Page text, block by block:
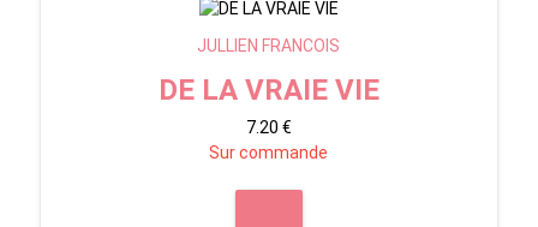
JULLIEN FRANCOIS
DE LA VRAIE VIE
7.20 €
Sur commande